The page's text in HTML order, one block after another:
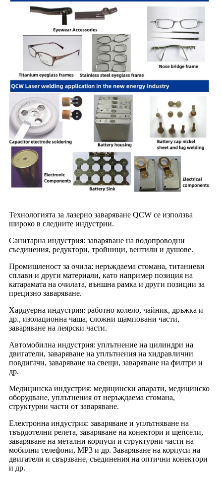
Технологията за лазерно заваряване QCW се използва
широко в следните индустрии.
Санитарна индустрия: заваряване на водопроводни
съединения, редуктори, тройници, вентили и душове.
Промишленост за очила: неръждаема стомана, титаниеви
сплави и други материали, като например позиция на
катарамата на очилата, външна рамка и други позиции за
прецизно заваряване.
Хардуерна индустрия: работно колело, чайник, дръжка и
др., изолационна чаша, сложни щамповани части,
заваряване на леярски части.
Автомобилна индустрия: уплътнение на цилиндри на
двигатели, заваряване на уплътнения на хидравлични
повдигачи, заваряване на свещи, заваряване на филтри и
др.
Медицинска индустрия: медицински апарати, медицинско
оборудване, уплътнения от неръждаема стомана,
структурни части от заваряване.
Електронна индустрия: заваряване и уплътняване на
твърдотелни релета, заваряване на конектори и щепсели,
заваряване на метални корпуси и структурни части на
мобилни телефони, MP3 и др. Заваряване на корпуси на
двигатели и свързване, съединения на оптични конектори
и др.